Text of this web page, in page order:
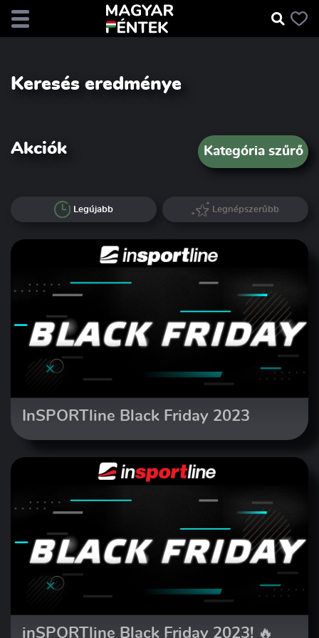
Keresés eredménye
Akciók Kategória szűrő
Legújabb Legnépszerűbb
InSPORTline Black Friday 2023
inSPORTline Black Friday 2023! 🔥